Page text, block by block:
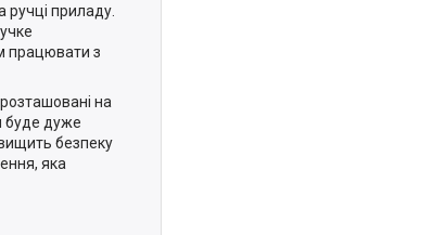
приладу.
працювати з
на
буде дуже
безпеку
яка